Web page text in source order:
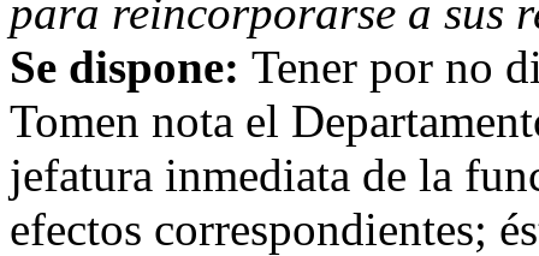
para reincorporarse a sus
Se dispone: Tener por no
Tomen nota el
jefatura inmediata de la
efectos correspondientes;